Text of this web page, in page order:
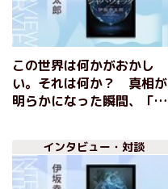
この世界は何かがおかし
い。それは何か？ 真相が
明らかになった瞬間、「や
バウォック』伊坂幸太郎イ
ンタビュー
インタビュー・対談